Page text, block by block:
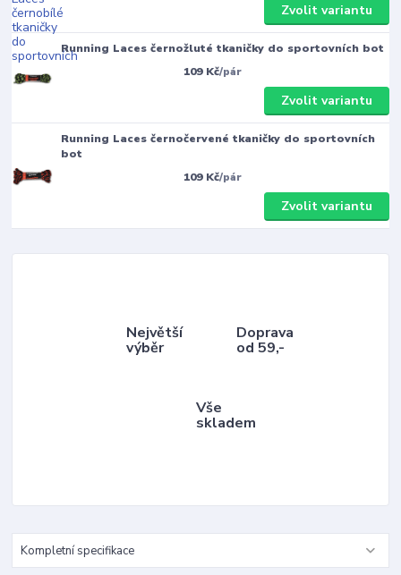
Zvolit variantu
Running Laces černožluté tkaničky do sportovních bot
109 Kč/pár
Zvolit variantu
Running Laces černočervené tkaničky do sportovních
bot
109 Kč/pár
Zvolit variantu
Největší
výběr
Doprava
od 59,-
Vše
skladem
Kompletní specifikace